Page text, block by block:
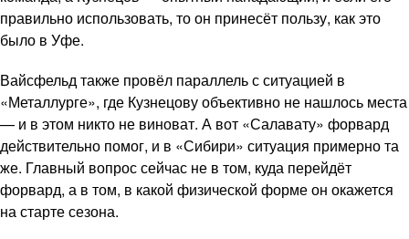
правильно использовать, то он принесёт пользу, как это
было в Уфе.
Вайсфельд также провёл параллель с ситуацией в
«Металлурге», где Кузнецову объективно не нашлось места
— и в этом никто не виноват. А вот «Салавату» форвард
действительно помог, и в «Сибири» ситуация примерно та
же. Главный вопрос сейчас не в том, куда перейдёт
форвард, а в том, в какой физической форме он окажется
на старте сезона.